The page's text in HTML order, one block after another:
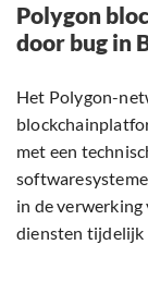
Polygon
door bug in
Het Polygon-
met een
in de
diensten tijdelijk